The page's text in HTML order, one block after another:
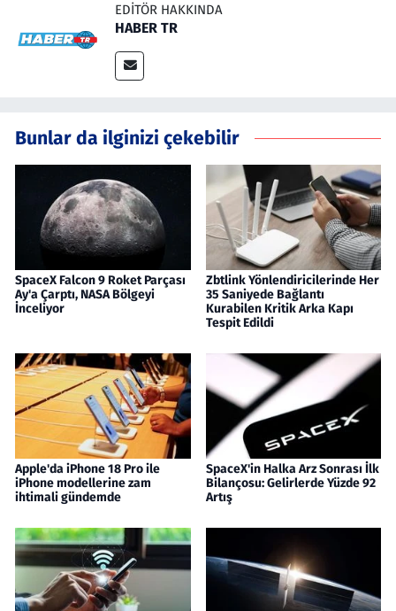
EDITÖR HAKKINDA
HABER TR
Bunlar da ilginizi çekebilir
SpaceX Falcon 9 Roket Parçası
Ay'a Çarptı, NASA Bölgeyi
İnceliyor
Zbtlink Yönlendiricilerinde Her
35 Saniyede Bağlantı
Kurabilen Kritik Arka Kapı
Tespit Edildi
Apple'da iPhone 18 Pro ile
iPhone modellerine zam
ihtimali gündemde
SpaceX'in Halka Arz Sonrası İlk
Bilançosu: Gelirlerde Yüzde 92
Artış